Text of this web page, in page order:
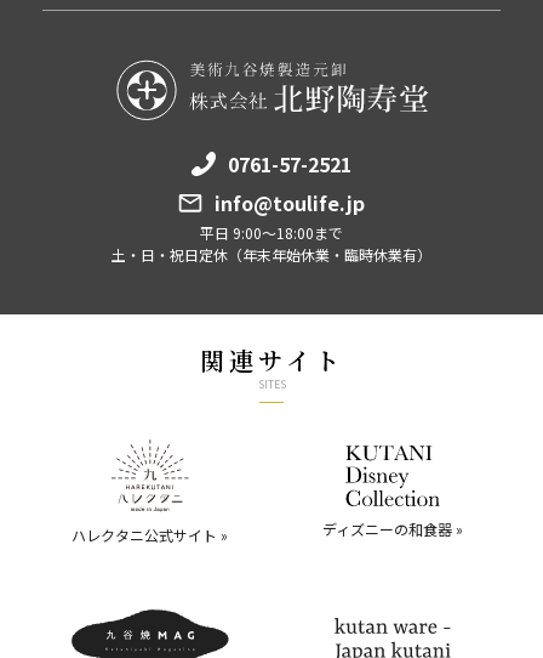
0761-57-2521
info@toulife.jp
平日 9:00～18:00まで
土・日・祝日定休（年末年始休業・臨時休業有）
関連サイト
SITES
ハレクタニ公式サイト » ディズニーの和食器 »